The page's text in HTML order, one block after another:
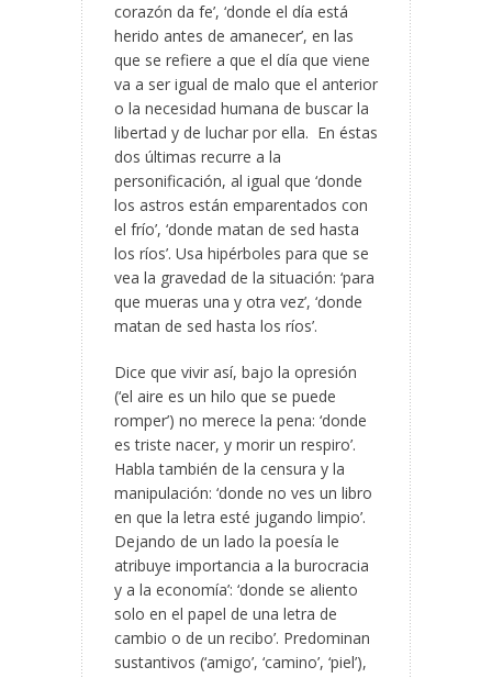
corazón da fe’, ‘donde el día está
herido antes de amanecer’, en las
que se refiere a que el día que viene
va a ser igual de malo que el anterior
o la necesidad humana de buscar la
libertad y de luchar por ella. En éstas
dos últimas recurre a la
personificación, al igual que ‘donde
los astros están emparentados con
el frío’, ‘donde matan de sed hasta
los ríos’. Usa hipérboles para que se
vea la gravedad de la situación: ‘para
que mueras una y otra vez’, ‘donde
matan de sed hasta los ríos’.
Dice que vivir así, bajo la opresión
(‘el aire es un hilo que se puede
romper’) no merece la pena: ‘donde
es triste nacer, y morir un respiro’.
Habla también de la censura y la
manipulación: ‘donde no ves un libro
en que la letra esté jugando limpio’.
Dejando de un lado la poesía le
atribuye importancia a la burocracia
y a la economía’: ‘donde se aliento
solo en el papel de una letra de
cambio o de un recibo’. Predominan
sustantivos (‘amigo’, ‘camino’, ‘piel’),